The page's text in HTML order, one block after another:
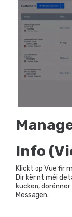
Info
Klickt op Vue fir
Dir kënnt méi
kucken,
Messagen.